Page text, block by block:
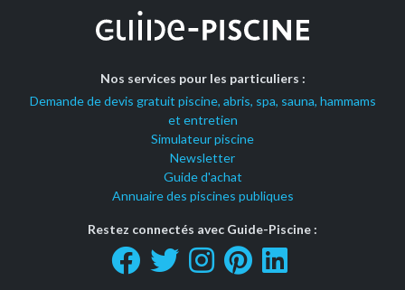
Nos services pour les particuliers :
Demande de devis gratuit piscine, abris, spa, sauna, hammams
et entretien
Simulateur piscine
Newsletter
Guide d'achat
Annuaire des piscines publiques
Restez connectés avec Guide-Piscine :